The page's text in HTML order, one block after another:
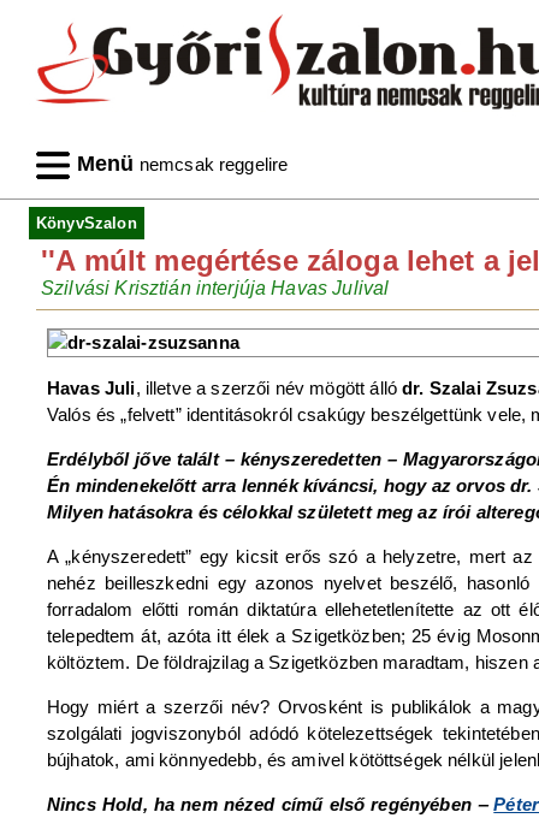
Menü nemcsak reggelire
KönyvSzalon
''A múlt megértése záloga lehet a
Szilvási Krisztián interjúja Havas Julival
Havas Juli, illetve a szerzői név mögött állódr. Szalai
Valós és „felvett” identitásokról csakúgy beszélgettünk
Erdélyből jőve talált – kényszeredetten –
Én mindenekelőtt arra lennék kíváncsi, hogy az orvos
Milyen hatásokra és célokkal született meg az írói
A „kényszeredett” egy kicsit erős szó a helyzetre, mert
nehéz beilleszkedni egy azonos nyelvet beszélő,
forradalom előtti román diktatúra ellehetetlenítette az ott
telepedtem át, azóta itt élek a Szigetközben; 25 évig
költöztem. De földrajzilag a Szigetközben maradtam, hiszen
Hogy miért a szerzői név? Orvosként is publikálok a
szolgálati jogviszonyból adódó kötelezettségek
bújhatok, ami könnyedebb, és amivel kötöttségek nélkül
Nincs Hold, ha nem nézed című első regényében ‒